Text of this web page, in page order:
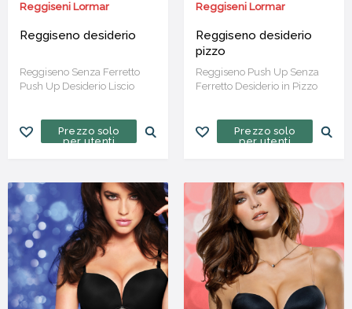
Reggiseni Lormar
Reggiseno desiderio
Reggiseno Senza Ferretto
Push Up Desiderio Liscio
Prezzo solo
per utenti
Reggiseni Lormar
Reggiseno desiderio
pizzo
Reggiseno Push Up Senza
Ferretto Desiderio in Pizzo
Prezzo solo
per utenti